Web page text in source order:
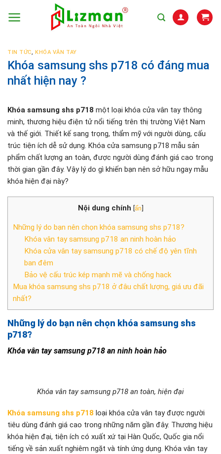
TIN TỨC,KHÓA VÂN TAY
Khóa samsung shs p718 có đáng mua
nhất hiện nay ?
Khóa samsung shs p718 một loại khóa cửa vân tay thông
minh, thương hiệu điện tử nổi tiếng trên thị trường Việt Nam
và thế giới. Thiết kế sang trọng, thẩm mỹ với người dùng, cấu
trúc tiện ích dễ sử dụng. Khóa cửa samsung p718 mẫu sản
phẩm chất lượng an toàn, được người dùng đánh giá cao trong
thời gian gần đây. Vậy lý do gì khiến bạn nên sở hữu ngay mẫu
khóa hiện đại này?
Nội dung chính [ẩn]
Những lý do bạn nên chọn khóa samsung shs p718?
Khóa vân tay samsung p718 an ninh hoàn hảo
Khóa cửa vân tay samsung p718 có chế độ yên tĩnh
ban đêm
Bảo vệ cấu trúc kép mạnh mẽ và chống hack
Mua khóa samsung shs p718 ở đâu chất lượng, giá ưu đãi
nhất?
Những lý do bạn nên chọn khóa samsung shs
p718?
Khóa vân tay samsung p718 an ninh hoàn hảo
Khóa vân tay samsung p718 an toàn, hiện đại
Khóa samsung shs p718 loại khóa cửa vân tay được người
tiêu dùng đánh giá cao trong những năm gần đây. Thương hiệu
khóa hiện đại, tiện ích có xuất xứ tại Hàn Quốc, Quốc gia nổi
tiếng về sản xuất nghiêm ngặt và tính ứng dụng. Khóa vân tay